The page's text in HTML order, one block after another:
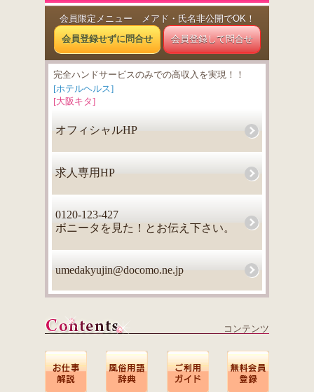
会員限定メニュー メアド・氏名非公開でOK！
会員登録せずに問合せ
会員登録して問合せ
完全ハンドサービスのみでの高収入を実現！！
[ホテルヘルス]
[大阪キタ]
オフィシャルHP
求人専用HP
0120-123-427
ボニータを見た！とお伝え下さい。
umedakyujin@docomo.ne.jp
コンテンツ